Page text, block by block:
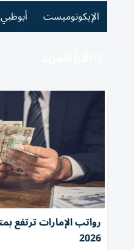
الإيكونوميست أبوظبي
2026